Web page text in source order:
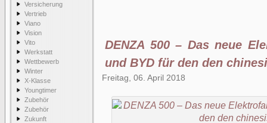
Versicherung
Vertrieb
Viano
Vision
Vito
Werkstatt
Wettbewerb
Winter
X-Klasse
Youngtimer
Zubehör
Zubehör
Zukunft
DENZA 500 – Das neue
und BYD für den den
Freitag, 06. April 2018